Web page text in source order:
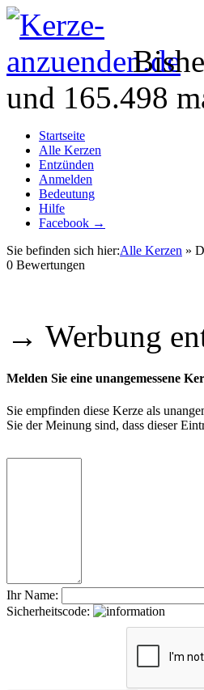
und 165.498
Startseite
Alle Kerzen
Entzünden
Anmelden
Bedeutung
Hilfe
Facebook →
Sie befinden sich hier:Alle Kerzen »
0 Bewertungen
→ Werbung
Melden Sie eine unangemessene
Sie empfinden diese Kerze als
Sie der Meinung sind, dass dieser
Ihr Name:
Sicherheitscode: